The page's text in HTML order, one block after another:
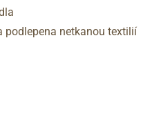
podlepena netkanou textilií